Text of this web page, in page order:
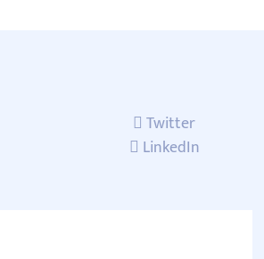
Twitter
LinkedIn